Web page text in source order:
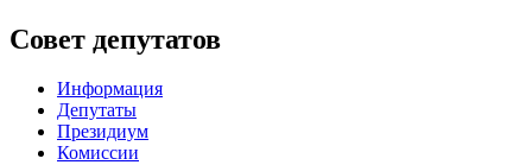
Совет депутатов
Информация
Депутаты
Президиум
Комиссии